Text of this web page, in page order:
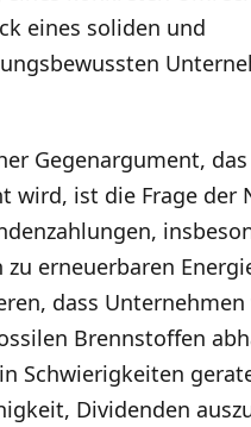
eines soliden und
Gegenargument,
wird, ist die Frage der
zu erneuerbaren
dass Unternehmen
Brennstoffen
Schwierigkeiten
Dividenden